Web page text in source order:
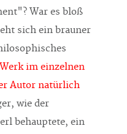
War es bloß
sich ein brauner
im einzelnen
Autor natürlich
wie der
behauptete, ein